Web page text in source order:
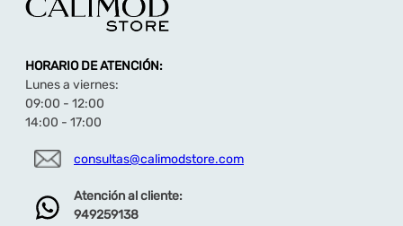
HORARIO DE ATENCIÓN:
Lunes a viernes:
09:00 - 12:00
14:00 - 17:00
consultas@calimodstore.com
Atención al cliente:
949259138